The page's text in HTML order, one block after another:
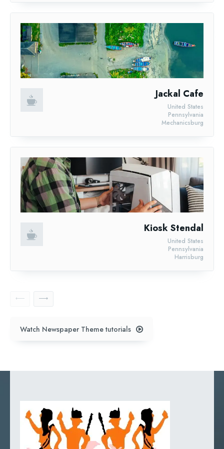
Jackal Cafe
Mechanicsburg
Pennsylvania
United States
Kiosk Stendal
Harrisburg
Pennsylvania
United States
Watch Newspaper Theme tutorials